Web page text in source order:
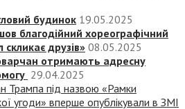
будинок 19.05.2025
благодійний хореографічний
друзів» 08.05.2025
отримають адресну
29.04.2025
Трампа під назвою «‎Рамки
угоди» вперше опублікували в ЗМІ